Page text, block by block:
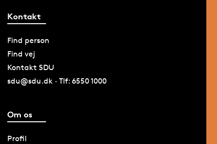
Kontakt
Find person
Find vej
Kontakt SDU
sdu@sdu.dk · Tlf: 6550 1000
Om os
Profil